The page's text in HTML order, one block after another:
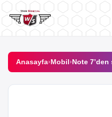
İçeriğe geç
Anasayfa›Mobil›Note 7’den